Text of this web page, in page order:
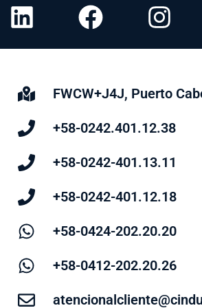
FWCW+J4J, Puerto
+58-0242.401.12.38
+58-0242-401.13.11
+58-0242-401.12.18
+58-0424-202.20.20
+58-0412-202.20.26